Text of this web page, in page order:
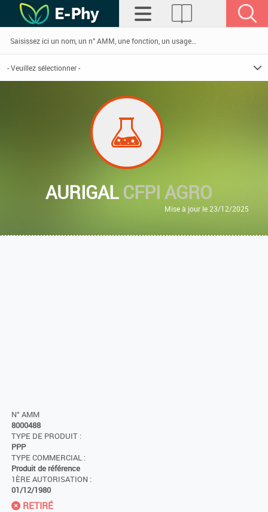
AURIGALCFPI AGRO
Mise à jour le 23/12/2025
N° AMM
8000488
TYPE DE PRODUIT :
PPP
TYPE COMMERCIAL :
Produit de référence
1ÈRE AUTORISATION :
01/12/1980
RETIRÉ